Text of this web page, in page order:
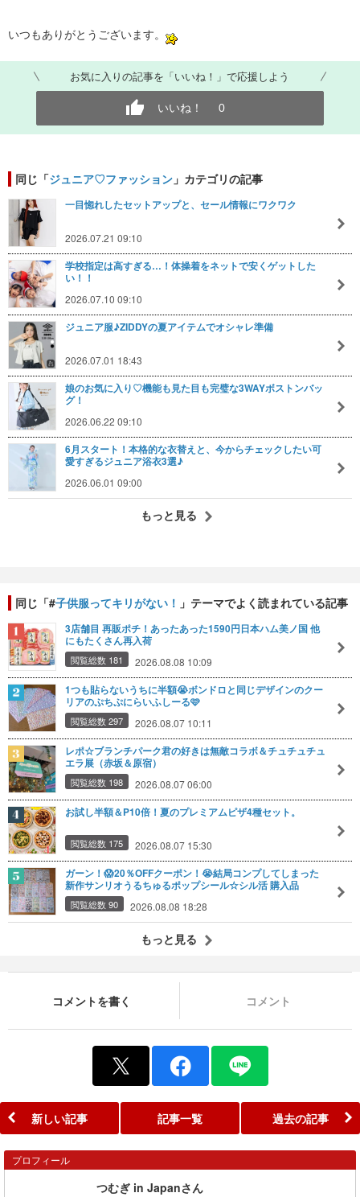
いつもありがとうございます。
お気に入りの記事を「いいね！」で応援しよう
いいね！ 0
同じ「ジュニア♡ファッション 」カテゴリの記事
一目惚れしたセットアップと、セール情報にワクワク
2026.07.21 09:10
学校指定は高すぎる…！体操着をネットで安くゲットした
い！！
2026.07.10 09:10
ジュニア服♪ZIDDYの夏アイテムでオシャレ準備
2026.07.01 18:43
娘のお気に入り♡機能も見た目も完璧な3WAYボストンバッ
グ！
2026.06.22 09:10
6月スタート！本格的な衣替えと、今からチェックしたい可
愛すぎるジュニア浴衣3選♪
2026.06.01 09:00
もっと見る
同じ「#子供服ってキリがない！ 」テーマでよく読まれている記事
3店舗目 再販ポチ！あったあった1590円日本ハム美ノ国 他
にもたくさん再入荷
閲覧総数 181 2026.08.08 10:09
1つも貼らないうちに半額😭ボンドロと同じデザインのクー
リアのぷちぷにらいふしーる🩷
閲覧総数 297 2026.08.07 10:11
レポ☆ブランチパーク君の好きは無敵コラボ＆チュチュチュ
エラ展（赤坂＆原宿）
閲覧総数 198 2026.08.07 06:00
お試し半額＆P10倍！夏のプレミアムピザ4種セット。
閲覧総数 175 2026.08.07 15:30
ガーン！😱20％OFFクーポン！😭結局コンプしてしまった
新作サンリオうるちゅるポップシール☆シル活 購入品
閲覧総数 90 2026.08.08 18:28
もっと見る
コメントを書く コメント
新しい記事 記事一覧 過去の記事
プロフィール
つむぎ in Japanさん